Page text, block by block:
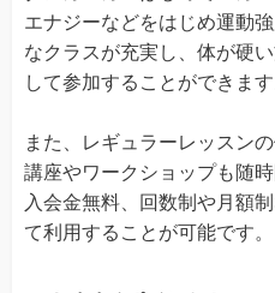
エナジーなどをはじめ運動
なクラスが充実し、体が硬
して参加することができます
また、レギュラーレッスン
講座やワークショップも随
入会金無料、回数制や月額
て利用することが可能です。